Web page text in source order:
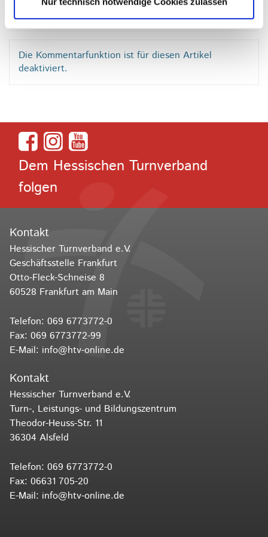
Die Kommentarfunktion ist für diesen Artikel
deaktiviert.
Dem Hessischen Turnverband
folgen
Kontakt
Hessischer Turnverband e.V.
Geschäftsstelle Frankfurt
Otto-Fleck-Schneise 8
60528 Frankfurt am Main
Telefon: 069 6773772-0
Fax: 069 6773772-99
E-Mail: info@htv-online.de
Kontakt
Hessischer Turnverband e.V.
Turn-, Leistungs- und Bildungszentrum
Theodor-Heuss-Str. 11
36304 Alsfeld
Telefon: 069 6773772-0
Fax: 06631 705-20
E-Mail: info@htv-online.de